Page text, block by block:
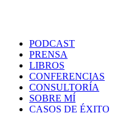
PODCAST
PRENSA
LIBROS
CONFERENCIAS
CONSULTORÍA
SOBRE MÍ
CASOS DE ÉXITO